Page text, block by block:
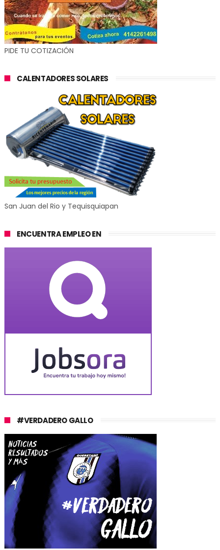
PIDE TU COTIZACIÓN
CALENTADORES SOLARES
San Juan del Rio y Tequisquiapan
ENCUENTRA EMPLEO EN
#VERDADERO GALLO